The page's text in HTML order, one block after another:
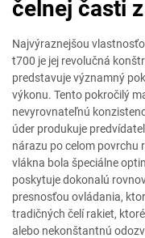
čelnej časti
Najvýraznejšou
t700 je jej revolučná
predstavuje významný
výkonu. Tento pokročilý
nevyrovnateľnú
úder produkuje
nárazu po celom povrchu
vlákna bola špeciálne
poskytuje dokonalú
presnosťou ovládania,
tradičných čelí rakiet,
alebo nekonštantnú